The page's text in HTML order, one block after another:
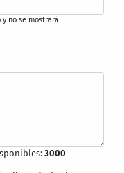
no se mostrará
3000